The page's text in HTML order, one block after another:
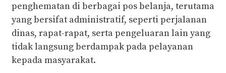
penghematan di berbagai pos belanja, terutama
yang bersifat administratif, seperti perjalanan
dinas, rapat-rapat, serta pengeluaran lain yang
tidak langsung berdampak pada pelayanan
kepada masyarakat.